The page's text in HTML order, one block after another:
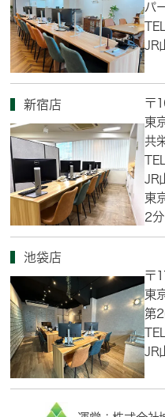
パ
JR
新宿店
〒
東
共
JR
東
2分
池袋店
〒
東
第
JR